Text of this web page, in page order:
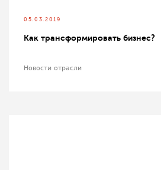
05.03.2019
Как трансформировать бизнес?
Новости отрасли